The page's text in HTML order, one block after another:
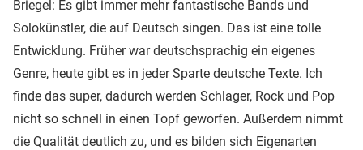
Briegel: Es gibt immer mehr fantastische Bands und
Solokünstler, die auf Deutsch singen. Das ist eine tolle
Entwicklung. Früher war deutschsprachig ein eigenes
Genre, heute gibt es in jeder Sparte deutsche Texte. Ich
finde das super, dadurch werden Schlager, Rock und Pop
nicht so schnell in einen Topf geworfen. Außerdem nimmt
die Qualität deutlich zu, und es bilden sich Eigenarten